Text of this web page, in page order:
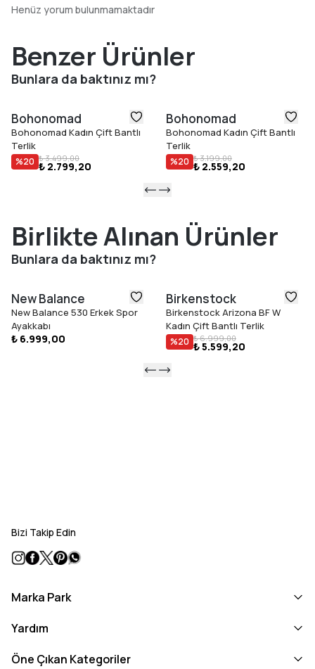
Henüz yorum bulunmamaktadır
Benzer Ürünler
Bunlara da baktınız mı?
Bohonomad
Bohonomad Kadın Çift Bantlı
Terlik
%20 ₺ 3.499,00
₺ 2.799,20
Bohonomad
Bohonomad Kadın Çift Bantlı
Terlik
%20 ₺ 3.199,00
₺ 2.559,20
Birlikte Alınan Ürünler
Bunlara da baktınız mı?
New Balance
New Balance 530 Erkek Spor
Ayakkabı
₺ 6.999,00
Birkenstock
Birkenstock Arizona BF W
Kadın Çift Bantlı Terlik
%20 ₺ 6.999,00
₺ 5.599,20
Bizi Takip Edin
Marka Park
Yardım
Öne Çıkan Kategoriler